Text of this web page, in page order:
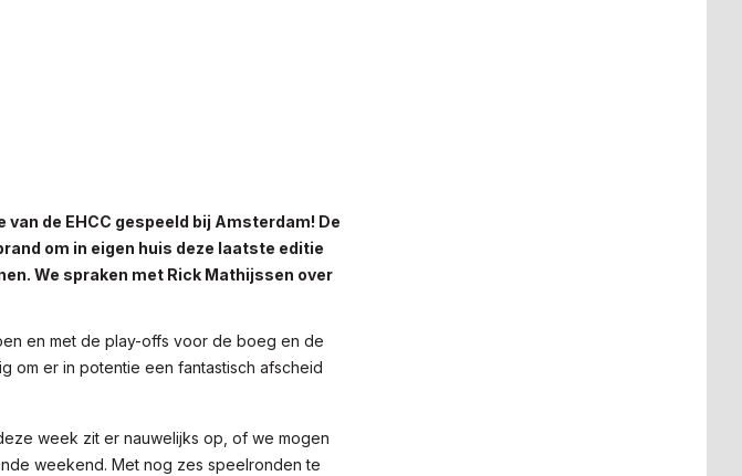
de EHCC gespeeld bij Amsterdam! De
om in eigen huis deze laatste editie
We spraken met Rick Mathijssen over
en met de play-offs voor de boeg en de
om er in potentie een fantastisch afscheid
week zit er nauwelijks op, of we mogen
weekend. Met nog zes speelronden te